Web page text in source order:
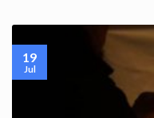
19
Jul